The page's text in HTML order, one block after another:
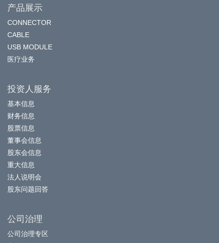
产品展示
CONNECTOR
CABLE
USB MODULE
医疗业务
投资人服务
基本信息
财务信息
股票信息
董事会信息
股东会信息
重大信息
法人说明会
股东问题回答
公司治理
公司治理专区